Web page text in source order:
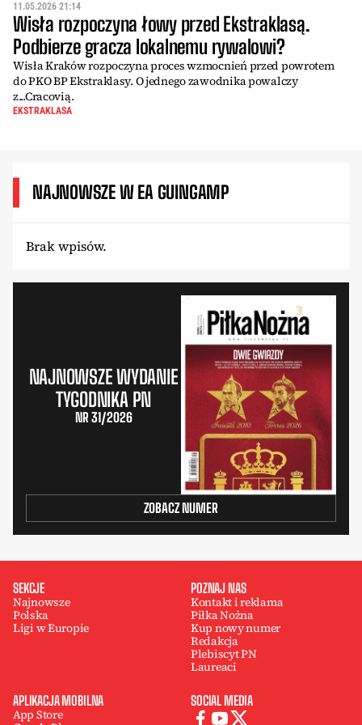
11.05.2026 21:14
Wisła rozpoczyna łowy przed Ekstraklasą.
Podbierze gracza lokalnemu rywalowi?
Wisła Kraków rozpoczyna proces wzmocnień przed powrotem
do PKO BP Ekstraklasy. O jednego zawodnika powalczy
z...Cracovią.
EKSTRAKLASA
NAJNOWSZE W EA GUINGAMP
Brak wpisów.
NAJNOWSZE WYDANIE
TYGODNIKA PN
NR 31/2026
ZOBACZ NUMER
SEKCJE
Najnowsze
Polska
Ligi w Europie
POZNAJ NAS
Kontakt i reklama
Piłka Nożna
Kup nowy numer
Redakcja
Plebiscyt PN
Laureaci
APLIKACJA MOBILNA
App Store
SOCIAL MEDIA